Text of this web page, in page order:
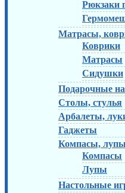
Рюкзаки
Матрасы,
Коврики
Матрасы
Сидушки
Подарочные
Столы, стулья
Арбалеты,
Гаджеты
Компасы, лупы
Компасы
Лупы
Настольные